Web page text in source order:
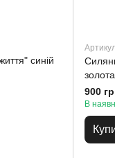
синій
золота
900
В